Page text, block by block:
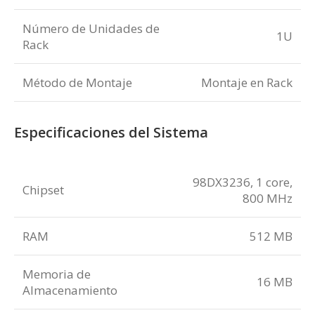
Número de Unidades de
Rack
1U
Método de Montaje Montaje en Rack
Especificaciones del Sistema
Chipset
98DX3236, 1 core,
800 MHz
RAM 512 MB
Memoria de
Almacenamiento
16 MB